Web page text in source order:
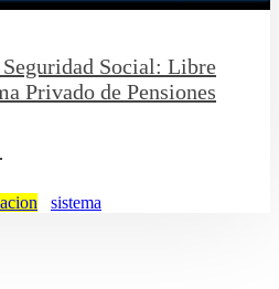
Social: Libre
Privado de Pensiones
sistema